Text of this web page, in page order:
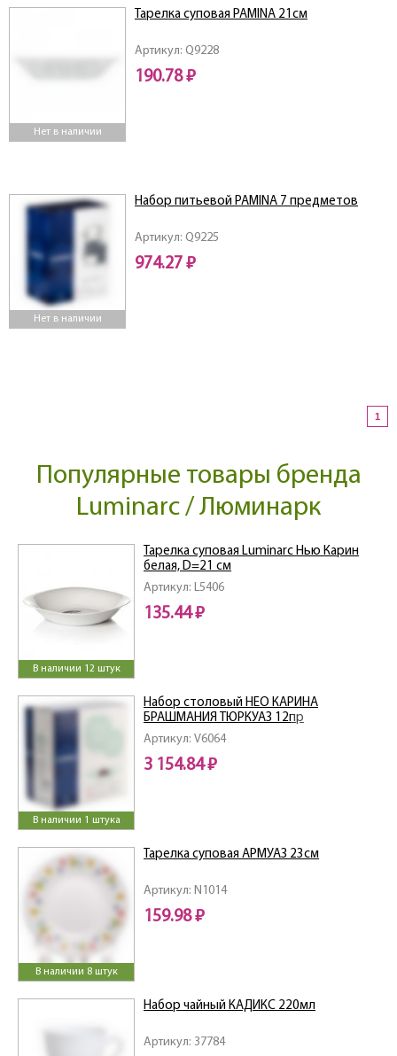
Нет в наличии
Артикул: Q9228
Тарелка суповая PAMINA 21см
190.78 ₽
Нет в наличии
Артикул: Q9225
Набор питьевой PAMINA 7 предметов
974.27 ₽
1
Популярные товары бренда
Luminarc / Люминарк
В наличии 12 штук
Артикул: L5406
Тарелка суповая Luminarc Нью Карин
белая, D=21 см
135.44 ₽
В наличии 1 штука
Артикул: V6064
Набор столовый НЕО КАРИНА
БРАШМАНИЯ ТЮРКУАЗ 12пр
3 154.84 ₽
В наличии 8 штук
Артикул: N1014
Тарелка суповая АРМУАЗ 23см
159.98 ₽
Артикул: 37784
Набор чайный КАДИКС 220мл